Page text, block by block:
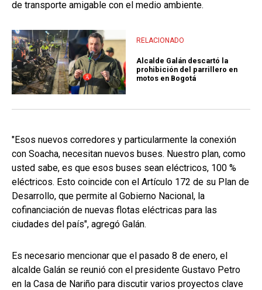
de transporte amigable con el medio ambiente.
RELACIONADO
Alcalde Galán descartó la
prohibición del parrillero en
motos en Bogotá
"Esos nuevos corredores y particularmente la conexión
con Soacha, necesitan nuevos buses. Nuestro plan, como
usted sabe, es que esos buses sean eléctricos, 100 %
eléctricos. Esto coincide con el Artículo 172 de su Plan de
Desarrollo, que permite al Gobierno Nacional, la
cofinanciación de nuevas flotas eléctricas para las
ciudades del país", agregó Galán.
Es necesario mencionar que el pasado 8 de enero, el
alcalde Galán se reunió con el presidente Gustavo Petro
en la Casa de Nariño para discutir varios proyectos clave